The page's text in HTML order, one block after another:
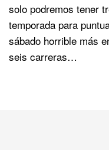
solo podremos tener
temporada para
sábado horrible más
seis carreras…